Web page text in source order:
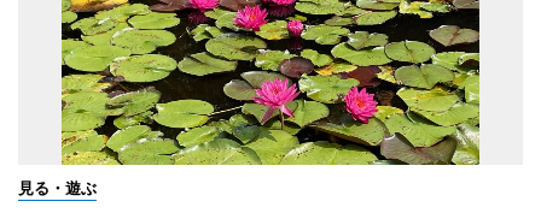
見る・遊ぶ